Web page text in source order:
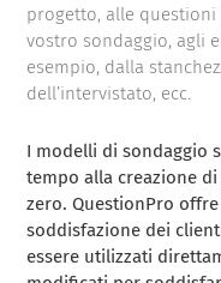
progetto, alle
vostro sondaggio, agli
esempio, dalla
dell’intervistato, ecc.
I modelli di sondaggio
tempo alla creazione
zero. QuestionPro
soddisfazione dei
essere utilizzati